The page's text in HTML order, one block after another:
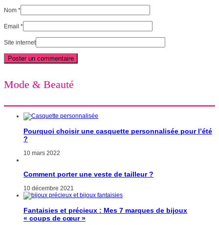
Nom *
Email *
Site internet
Mode & Beauté
Pourquoi choisir une casquette personnalisée pour l’été
?
10 mars 2022
Comment porter une veste de tailleur ?
10 décembre 2021
Fantaisies et précieux : Mes 7 marques de bijoux
« coups de cœur »